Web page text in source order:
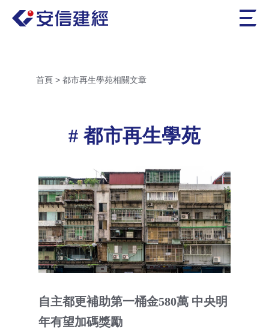
首頁 > 都市再生學苑相關文章
都市再生學苑
自主都更補助第一桶金580萬 中央明
年有望加碼獎勵